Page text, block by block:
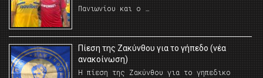
Πανιωνίου και ο …
Πίεση της Ζακύνθου για το γήπεδο (νέα
ανακοίνωση)
Η πίεση της Ζακύνθου για το γηπεδικο